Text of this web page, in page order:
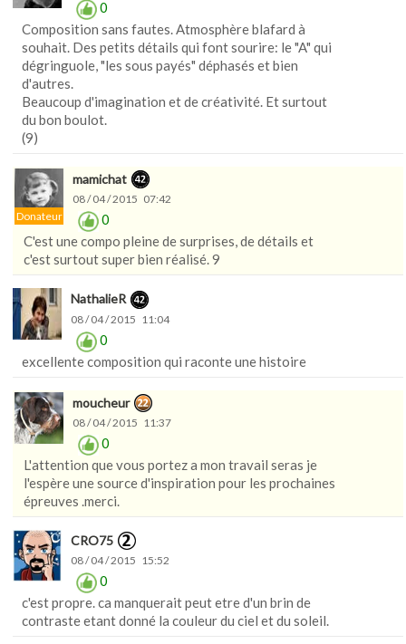
0
Composition sans fautes. Atmosphère blafard à
souhait. Des petits détails qui font sourire: le "A" qui
dégringuole, "les sous payés" déphasés et bien
d'autres.
Beaucoup d'imagination et de créativité. Et surtout
du bon boulot.
(9)
Donateur
mamichat
08 / 04 / 2015 07:42
0
C'est une compo pleine de surprises, de détails et
c'est surtout super bien réalisé. 9
NathalieR
08 / 04 / 2015 11:04
0
excellente composition qui raconte une histoire
moucheur
08 / 04 / 2015 11:37
0
L'attention que vous portez a mon travail seras je
l'espère une source d'inspiration pour les prochaines
épreuves .merci.
CRO75
08 / 04 / 2015 15:52
0
c'est propre. ca manquerait peut etre d'un brin de
contraste etant donné la couleur du ciel et du soleil.